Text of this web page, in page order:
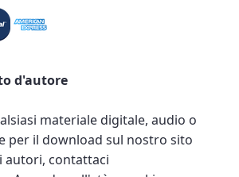
d'autore
materiale digitale, audio o
per il download sul nostro sito
autori, contattaci